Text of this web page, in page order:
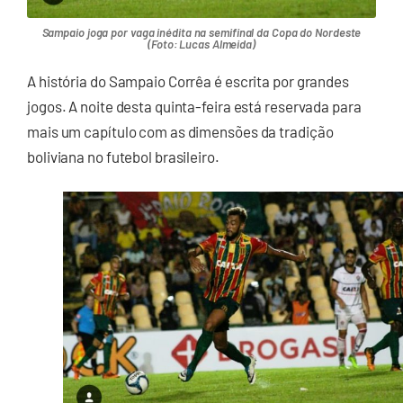
Sampaio joga por vaga inédita na semifinal da Copa do Nordeste
(Foto: Lucas Almeida)
A história do Sampaio Corrêa é escrita por grandes
jogos. A noite desta quinta-feira está reservada para
mais um capítulo com as dimensões da tradição
boliviana no futebol brasileiro.